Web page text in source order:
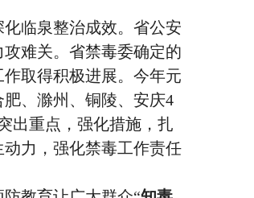
临泉整治成效。省公安
难关。省禁毒委确定的
取得积极进展。今年元
、滁州、铜陵、安庆4
出重点，强化措施，扎
力，强化禁毒工作责任